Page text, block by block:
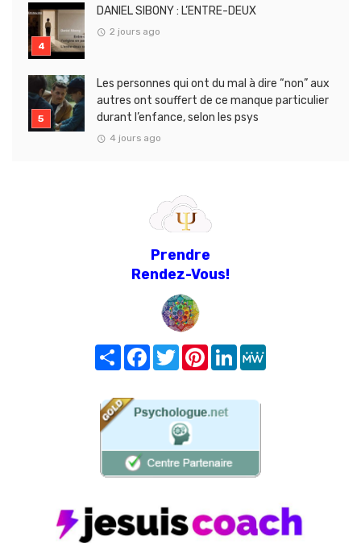
DANIEL SIBONY : L’ENTRE-DEUX
2 jours ago
Les personnes qui ont du mal à dire “non” aux
autres ont souffert de ce manque particulier
durant l’enfance, selon les psys
4 jours ago
Prendre
Rendez-Vous!
Share FacebookTwitterPinterest
LinkedIn